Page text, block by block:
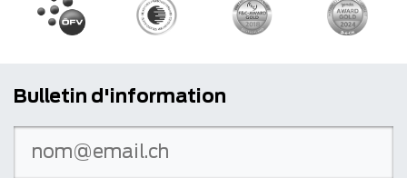
Bulletin d'information